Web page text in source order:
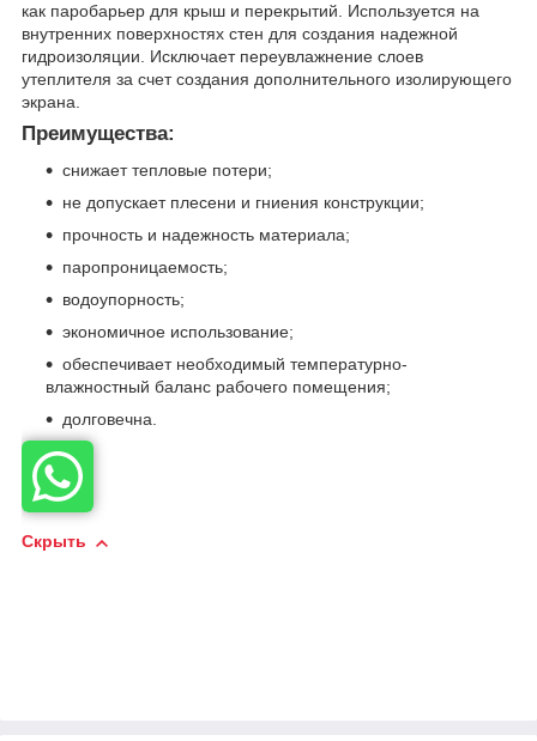
как паробарьер для крыш и перекрытий. Используется на
внутренних поверхностях стен для создания надежной
гидроизоляции. Исключает переувлажнение слоев
утеплителя за счет создания дополнительного изолирующего
экрана.
Преимущества:
снижает тепловые потери;
не допускает плесени и гниения конструкции;
прочность и надежность материала;
паропроницаемость;
водоупорность;
экономичное использование;
обеспечивает необходимый температурно-
влажностный баланс рабочего помещения;
долговечна.
Скрыть